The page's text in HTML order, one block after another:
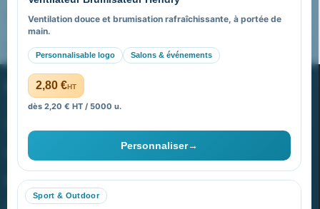
Ventilation douce et brumisation rafraîchissante, à portée de
main.
Personnalisable logo Salons & événements
2,80 €HT
dès 2,20 € HT / 5000 u.
Personnaliser→
Sport & Outdoor
FAQ sur Promenoch Goodies Pub France
Pourquoi ça a marché à 100% pour moi ?
PROMENOCH GOODIES
40 rue Madeleine Michelis
92 200 Neuilly